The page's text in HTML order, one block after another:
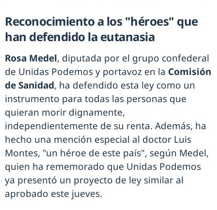
Reconocimiento a los "héroes" que
han defendido la eutanasia
Rosa Medel, diputada por el grupo confederal
de Unidas Podemos y portavoz en la Comisión
de Sanidad, ha defendido esta ley como un
instrumento para todas las personas que
quieran morir dignamente,
independientemente de su renta. Además, ha
hecho una mención especial al doctor Luis
Montes, "un héroe de este país", según Medel,
quien ha rememorado que Unidas Podemos
ya presentó un proyecto de ley similar al
aprobado este jueves.